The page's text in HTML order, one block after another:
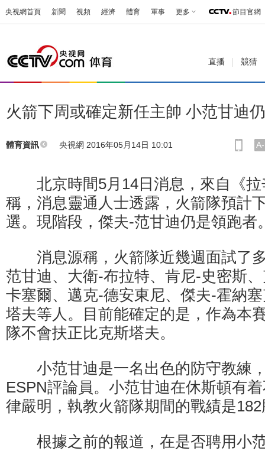
央視網首頁 新聞 視頻 經濟 體育 軍事 更多 節目官網
直播 競猜
火箭下周或確定新任主帥 小范甘迪
體育資訊 央視網 2016年05月14日 10:01 A-
北京時間5月14日消息，來自《拉
稱，消息靈通人士透露，火箭隊預計
選。現階段，傑夫-范甘迪仍是領跑者
消息源稱，火箭隊近幾週面試了
范甘迪、大衛-布拉特、肯尼-史密斯
卡塞爾、邁克-德安東尼、傑夫-霍納
塔夫等人。目前能確定的是，作為本
隊不會扶正比克斯塔夫。
小范甘迪是一名出色的防守教練
ESPN評論員。小范甘迪在休斯頓有
律嚴明，執教火箭隊期間的戰績是
根據之前的報道，在是否聘用小